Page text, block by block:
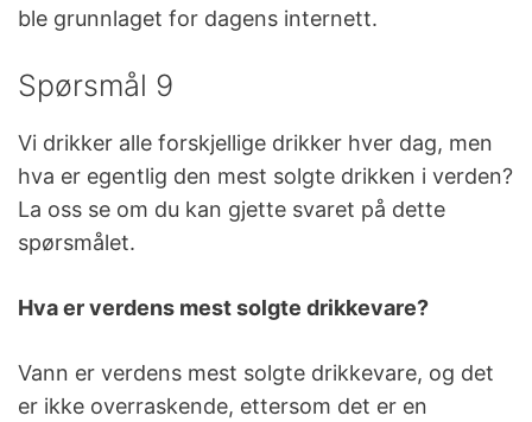
ble grunnlaget for dagens internett.
Spørsmål 9
Vi drikker alle forskjellige drikker hver dag, men
hva er egentlig den mest solgte drikken i verden?
La oss se om du kan gjette svaret på dette
spørsmålet.
Hva er verdens mest solgte drikkevare?
Vann er verdens mest solgte drikkevare, og det
er ikke overraskende, ettersom det er en